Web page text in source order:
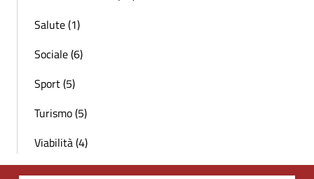
Salute (1)
Sociale (6)
Sport (5)
Turismo (5)
Viabilità (4)